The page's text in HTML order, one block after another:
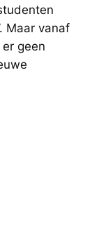
Maar vanaf
geen